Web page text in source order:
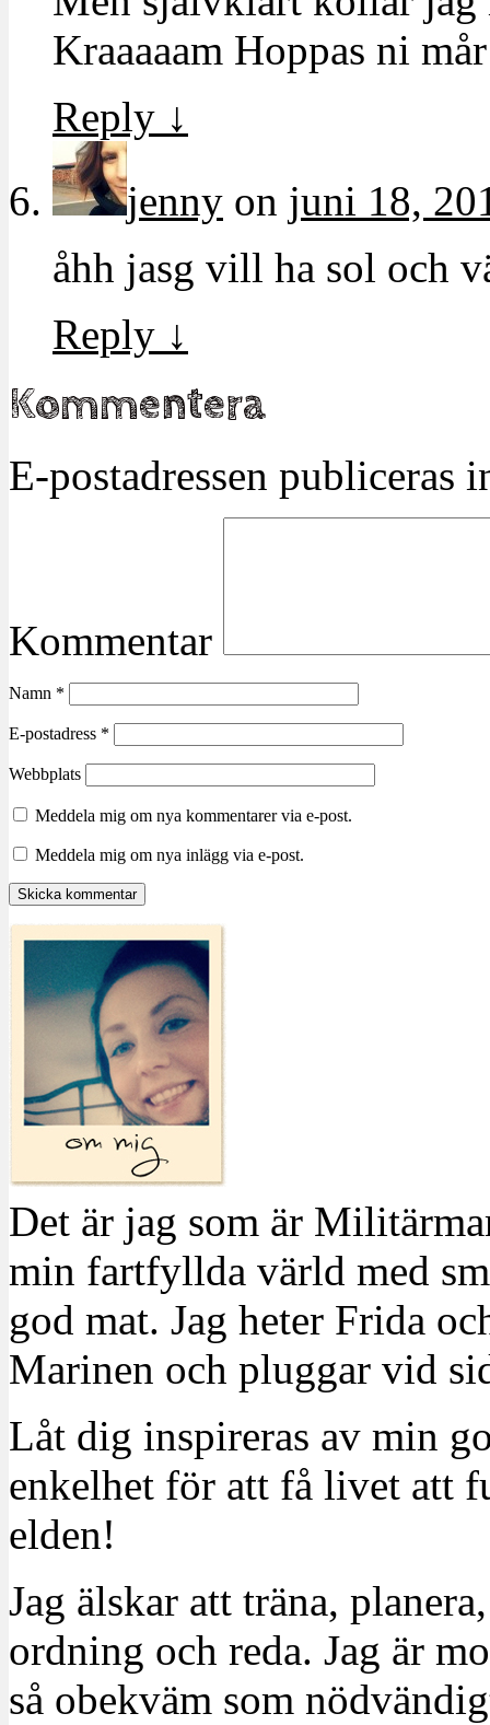
Kraaaaam Hoppas ni
Reply ↓
jenny on juni 18,
åhh jasg vill ha sol och
Reply ↓
Kommentera
E-postadressen publiceras
Kommentar
Namn *
E-postadress *
Webbplats
Meddela mig om nya kommentarer via e-post.
Meddela mig om nya inlägg via e-post.
Det är jag som är
min fartfyllda värld med
god mat. Jag heter Frida
Marinen och pluggar vid
Låt dig inspireras av min
enkelhet för att få livet att
elden!
Jag älskar att träna,
ordning och reda. Jag är
så obekväm som